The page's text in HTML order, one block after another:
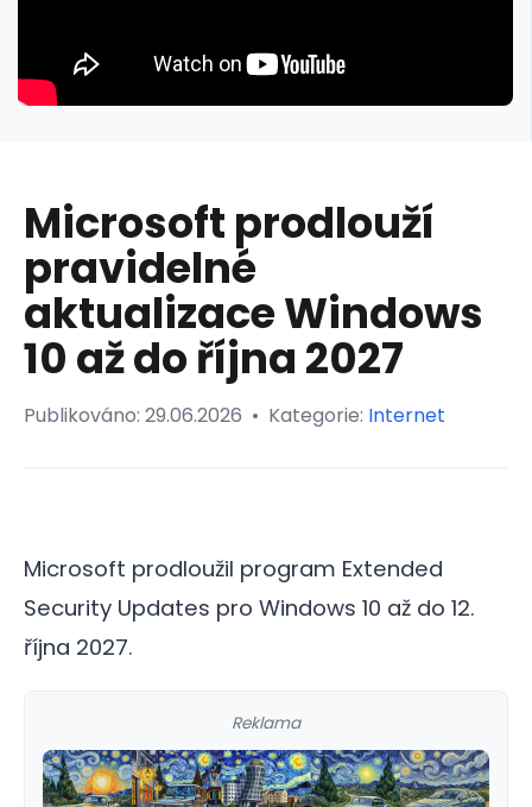
Microsoft prodlouží
pravidelné
aktualizace Windows
10 až do října 2027
Publikováno: 29.06.2026 • Kategorie: Internet
Microsoft prodloužil program Extended
Security Updates pro Windows 10 až do 12.
října 2027.
Reklama